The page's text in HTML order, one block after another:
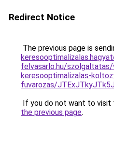
Redirect Notice
The previous page is
felvasarlo.hu/
keresooptimalizalas-
fuvarozas/
If you do not want to visit
the previous page.